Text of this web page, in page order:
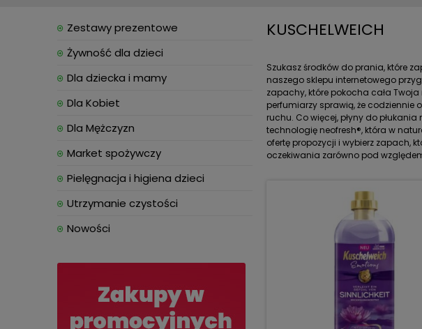
Zestawy prezentowe
Żywność dla dzieci
Dla dziecka i mamy
Dla Kobiet
Dla Mężczyzn
Market spożywczy
Pielęgnacja i higiena dzieci
Utrzymanie czystości
Nowości
KUSCHELWEICH
Szukasz środków do prania, które
naszego sklepu internetowego
zapachy, które pokocha cała
perfumiarzy sprawią, że codziennie
ruchu. Co więcej, płyny do
technologię neofresh®, która w
ofertę propozycji i wybierz zapach,
oczekiwania zarówno pod